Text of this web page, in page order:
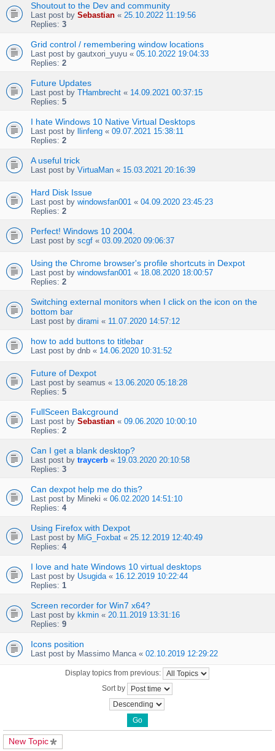
Shoutout to the Dev and community
Last post by Sebastian « 25.10.2022 11:19:56
Replies: 3
Grid control / remembering window locations
Last post by gautxori_yuyu « 05.10.2022 19:04:33
Replies: 2
Future Updates
Last post by THambrecht « 14.09.2021 00:37:15
Replies: 5
I hate Windows 10 Native Virtual Desktops
Last post by llinfeng « 09.07.2021 15:38:11
Replies: 2
A useful trick
Last post by VirtuaMan « 15.03.2021 20:16:39
Hard Disk Issue
Last post by windowsfan001 « 04.09.2020 23:45:23
Replies: 2
Perfect! Windows 10 2004.
Last post by scgf « 03.09.2020 09:06:37
Using the Chrome browser's profile shortcuts in Dexpot
Last post by windowsfan001 « 18.08.2020 18:00:57
Replies: 2
Switching external monitors when I click on the icon on the
bottom bar
Last post by dirami « 11.07.2020 14:57:12
how to add buttons to titlebar
Last post by dnb « 14.06.2020 10:31:52
Future of Dexpot
Last post by seamus « 13.06.2020 05:18:28
Replies: 5
FullSceen Bakcground
Last post by Sebastian « 09.06.2020 10:00:10
Replies: 2
Can I get a blank desktop?
Last post by traycerb « 19.03.2020 20:10:58
Replies: 3
Can dexpot help me do this?
Last post by Mineki « 06.02.2020 14:51:10
Replies: 4
Using Firefox with Dexpot
Last post by MiG_Foxbat « 25.12.2019 12:40:49
Replies: 4
I love and hate Windows 10 virtual desktops
Last post by Usugida« 16.12.2019 10:22:44
Replies: 1
Screen recorder for Win7 x64?
Last post by kkmin « 20.11.2019 13:31:16
Replies: 9
Icons position
Last post by Massimo Manca« 02.10.2019 12:29:22
Display topics from previous:
Sort by
New Topic